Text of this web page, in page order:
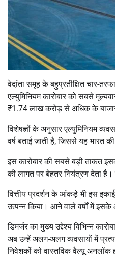
वेदांता समूह के बहुप्रतीक्षित चार-
एल्युमिनियम कारोबार को सबसे
₹1.74 लाख करोड़ से अधिक के
विशेषज्ञों के अनुसार एल्युमिनियम
वर्ष बताई जाती है, जिससे यह भारत
इस कारोबार की सबसे बड़ी ताकत
की लागत पर बेहतर नियंत्रण देता है।
वित्तीय प्रदर्शन के आंकड़े भी इस
उत्पन्न किया। आने वाले वर्षों में
डिमर्जर का मुख्य उद्देश्य विभिन्न
अब उन्हें अलग-अलग व्यवसायों में
निवेशकों को वास्तविक वैल्यू अनलॉक